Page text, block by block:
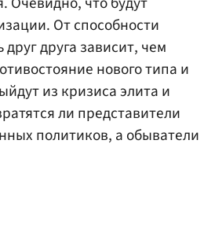
От способности
друга зависит, чем
нового типа и
из кризиса элита и
ли представители
политиков, а обыватели